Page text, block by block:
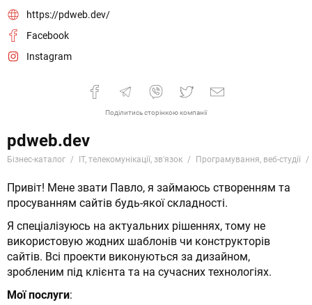
https://pdweb.dev/
Facebook
Instagram
Поділитись сторінкою компанії
pdweb.dev
Бізнес-каталог IT, телекомунікації, зв'язок Програмування, веб-студії
Привіт! Мене звати Павло, я займаюсь створенням та
просуванням сайтів будь-якої складності.
Я спеціалізуюсь на актуальних рішеннях, тому не
використовую жодних шаблонів чи конструкторів
сайтів. Всі проекти виконуються за дизайном,
зробленим під клієнта та на сучасних технологіях.
Мої послуги: